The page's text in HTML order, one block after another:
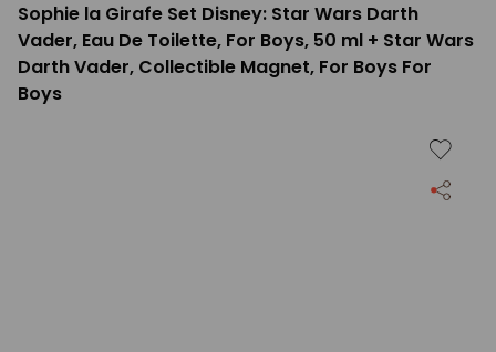
Sophie la Girafe Set Disney: Star Wars Darth
Vader, Eau De Toilette, For Boys, 50 ml + Star Wars
Darth Vader, Collectible Magnet, For Boys For
Boys